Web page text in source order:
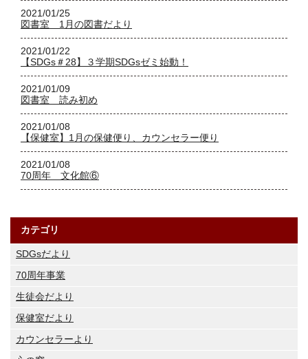
2021/01/25
図書室 1月の図書だより
2021/01/22
【SDGs＃28】３学期SDGsゼミ始動！
2021/01/09
図書室 読み初め
2021/01/08
【保健室】1月の保健便り、カウンセラー便り
2021/01/08
70周年 文化館⑥
カテゴリ
SDGsだより
70周年事業
生徒会だより
保健室だより
カウンセラーより